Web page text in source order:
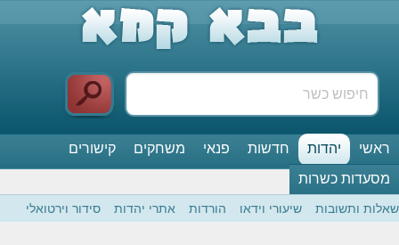
ראשי יהדות חדשות פנאי משחקים
קישורים
מסעדות כשרות
שאלות ותשובות שיעורי וידאו הורדות אתרי יהדות סידור וירטואלי